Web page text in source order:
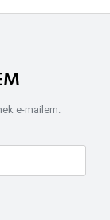
e-mailem.